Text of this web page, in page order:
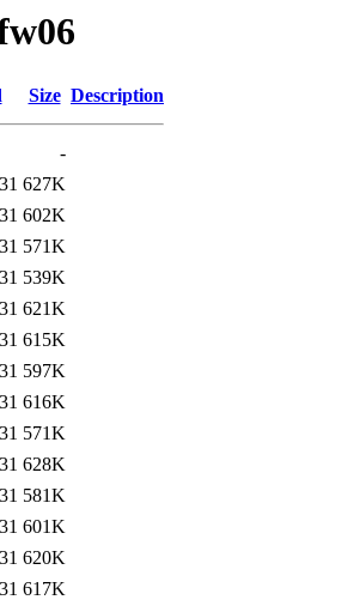
Size Description
-
627K
602K
571K
539K
621K
615K
597K
616K
571K
628K
581K
601K
620K
617K